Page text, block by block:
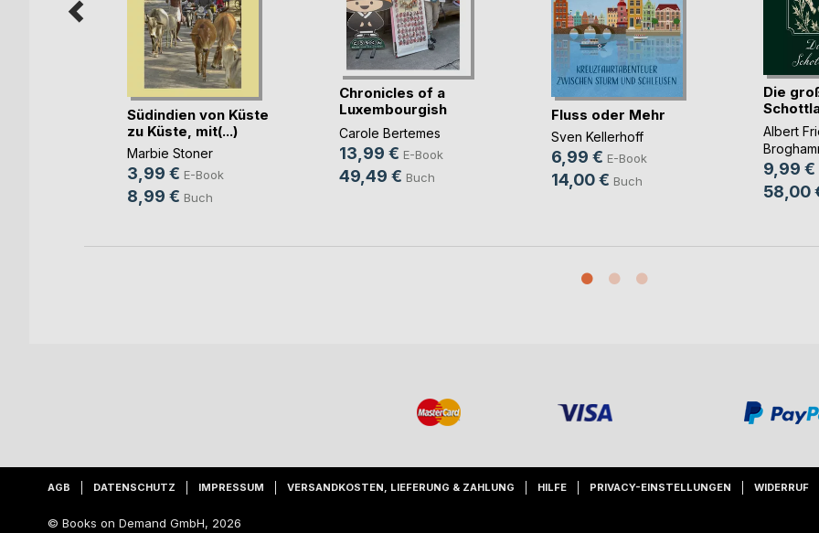
Südindien von Küste
zu Küste, mit(...)
Marbie Stoner
3,99 € E-Book
8,99 € Buch
Chronicles of a
Luxembourgish
Henro
Carole Bertemes
13,99 € E-Book
49,49 € Buch
Fluss oder Mehr
Sven Kellerhoff
6,99 € E-Book
14,00 € Buch
Die
Albert
9,99 €
58,00
AGB DATENSCHUTZ IMPRESSUM VERSANDKOSTEN, LIEFERUNG & ZAHLUNG HILFE PRIVACY-EINSTELLUNGEN WIDERRUF
© Books on Demand GmbH, 2026